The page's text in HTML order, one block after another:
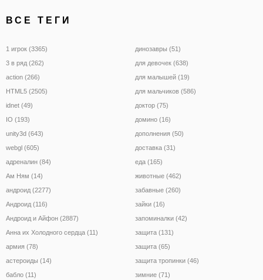
ВСЕ ТЕГИ
1 игрок (3365)
3 в ряд (262)
action (266)
HTML5 (2505)
idnet (49)
IO (193)
unity3d (643)
webgl (605)
адреналин (84)
Ам Ням (14)
андроид (2277)
Андроид (116)
Андроид и Айфон (2887)
Анна их Холодного сердца (11)
армия (78)
астероиды (14)
бабло (11)
динозавры (51)
для девочек (638)
для малышей (19)
для мальчиков (586)
доктор (75)
домино (16)
дополнения (50)
доставка (31)
еда (165)
животные (462)
забавные (260)
зайки (16)
запоминалки (42)
защита (131)
защита (65)
защита тропинки (46)
зимние (71)